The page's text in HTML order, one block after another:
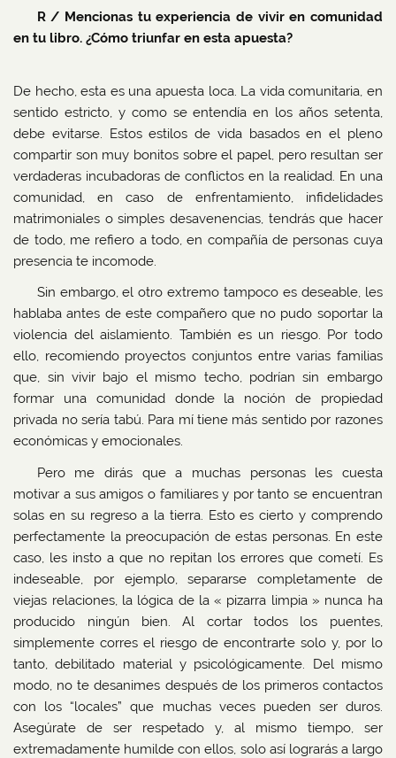
R / Mencionas tu experiencia de vivir en comunidad
en tu libro. ¿Cómo triunfar en esta apuesta?
De hecho, esta es una apuesta loca. La vida comunitaria, en
sentido estricto, y como se entendía en los años setenta,
debe evitarse. Estos estilos de vida basados ​​en el pleno
compartir son muy bonitos sobre el papel, pero resultan ser
verdaderas incubadoras de conflictos en la realidad. En una
comunidad, en caso de enfrentamiento, infidelidades
matrimoniales o simples desavenencias, tendrás que hacer
de todo, me refiero a todo, en compañía de personas cuya
presencia te incomode.
Sin embargo, el otro extremo tampoco es deseable, les
hablaba antes de este compañero que no pudo soportar la
violencia del aislamiento. También es un riesgo. Por todo
ello, recomiendo proyectos conjuntos entre varias familias
que, sin vivir bajo el mismo techo, podrían sin embargo
formar una comunidad donde la noción de propiedad
privada no sería tabú. Para mí tiene más sentido por razones
económicas y emocionales.
Pero me dirás que a muchas personas les cuesta
motivar a sus amigos o familiares y por tanto se encuentran
solas en su regreso a la tierra. Esto es cierto y comprendo
perfectamente la preocupación de estas personas. En este
caso, les insto a que no repitan los errores que cometí. Es
indeseable, por ejemplo, separarse completamente de
viejas relaciones, la lógica de la « pizarra limpia » nunca ha
producido ningún bien. Al cortar todos los puentes,
simplemente corres el riesgo de encontrarte solo y, por lo
tanto, debilitado material y psicológicamente. Del mismo
modo, no te desanimes después de los primeros contactos
con los “locales” que muchas veces pueden ser duros.
Asegúrate de ser respetado y, al mismo tiempo, ser
extremadamente humilde con ellos, solo así lograrás a largo